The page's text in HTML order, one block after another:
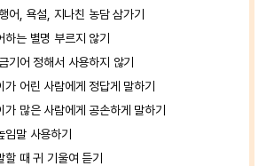
어, 욕설, 지나친 농담 삼가기
하는 별명 부르지 않기
기어 정해서 사용하지 않기
가 어린 사람에게 정답게 말하기
가 많은 사람에게 공손하게 말하기
임말 사용하기
할 때 귀 기울여 듣기